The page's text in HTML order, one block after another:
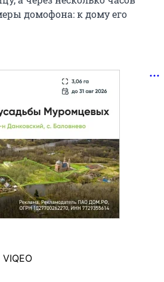
домофона: к дому его